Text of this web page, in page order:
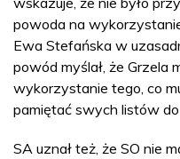
powoda na
Ewa Stefańska w
powód myślał, że Grzela
wykorzystanie tego, co
pamiętać swych listów do
SA uznał też, że SO nie